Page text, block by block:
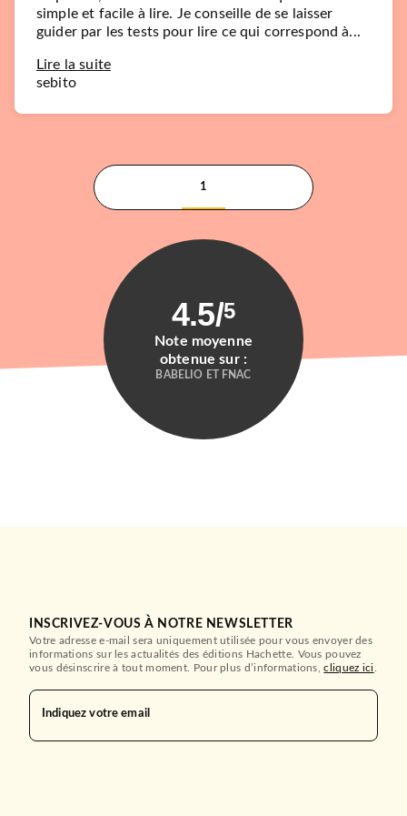
simple et facile à lire. Je conseille de se laisser
guider par les tests pour lire ce qui correspond à...
Lire la suite
sebito
1
4.5/5
Note moyenne
obtenue sur :
BABELIO ET FNAC
INSCRIVEZ-VOUS À NOTRE NEWSLETTER
Votre adresse e-mail sera uniquement utilisée pour vous envoyer des
informations sur les actualités des éditions Hachette. Vous pouvez
vous désinscrire à tout moment. Pour plus d’informations,cliquez ici
Indiquez votre email